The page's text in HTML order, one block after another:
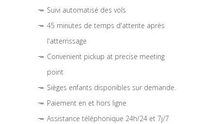
Suivi automatisé des vols
45 minutes de temps d'attente après
l'atterrissage
Convenient pickup at precise meeting
point
Sièges enfants disponibles sur demande.
Paiement en et hors ligne
Assistance téléphonique 24h/24 et 7j/7